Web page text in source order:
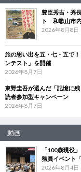
豊臣秀吉・秀
ト 和歌山市
2026年8月8日
旅の思い出を五・七・五で
ンテスト」を開催
2026年8月7日
東野圭吾が選んだ「記憶に
読者参加型キャンペーン
2026年8月7日
動画
「100歳現役
務員イベント
2026年8月4日